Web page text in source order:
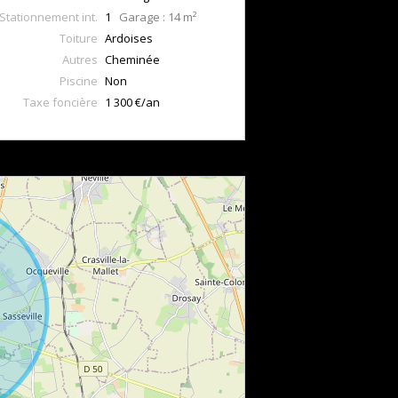
Stationnement int. 1 Garage : 14 m²
Toiture Ardoises
Autres Cheminée
Piscine Non
Taxe foncière 1 300 €/an